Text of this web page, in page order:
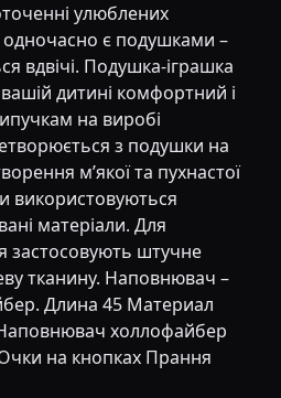
улюблених
є подушками –
вдвічі. Подушка-іграшка
дитині комфортний і
на виробі
з подушки на
м’якої та пухнастої
використовуються
матеріали. Для
застосовують штучне
тканину. Наповнювач –
Длина 45 Материал
холлофайбер
на кнопках Прання